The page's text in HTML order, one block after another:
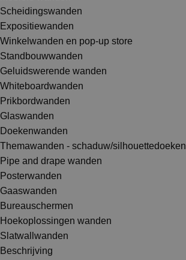
Scheidingswanden
Expositiewanden
Winkelwanden en pop-up store
Standbouwwanden
Geluidswerende wanden
Whiteboardwanden
Prikbordwanden
Glaswanden
Doekenwanden
Themawanden - schaduw/silhouettedoeken
Pipe and drape wanden
Posterwanden
Gaaswanden
Bureauschermen
Hoekoplossingen wanden
Slatwallwanden
Beschrijving